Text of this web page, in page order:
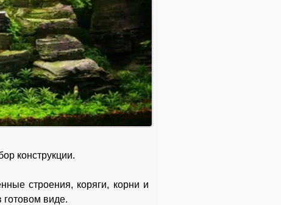
конструкции.
строения, коряги, корни и
готовом виде.